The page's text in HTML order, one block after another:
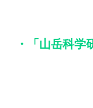
・「山岳科学